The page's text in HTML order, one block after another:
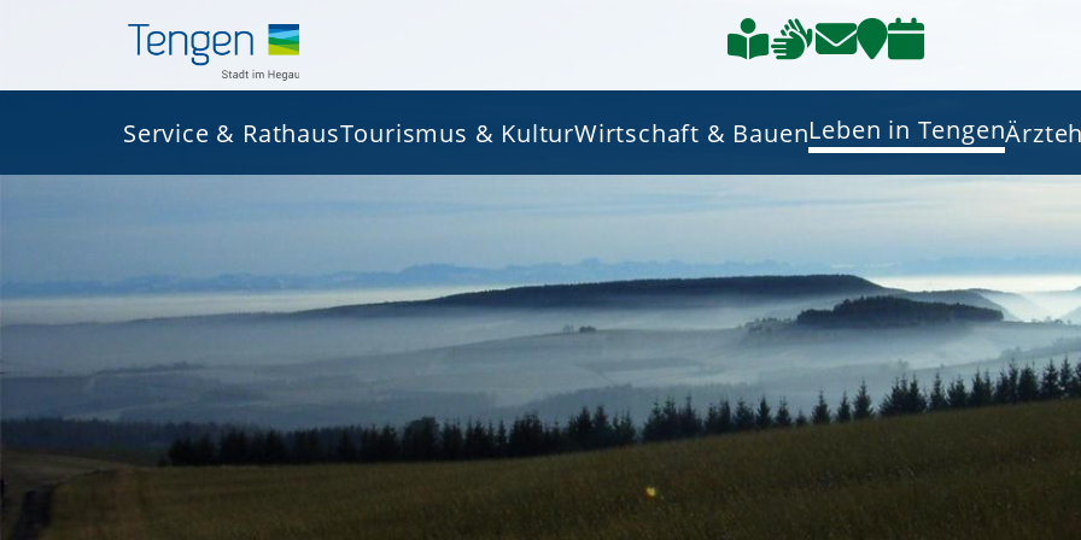
Service & RathausTourismus & KulturWirtschaft & BauenLeben in Tengen